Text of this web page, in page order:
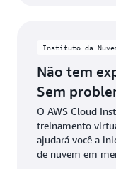
Instituto da Nuvem
Não tem
Sem
O AWS Cloud
treinamento
ajudará você a
de nuvem em